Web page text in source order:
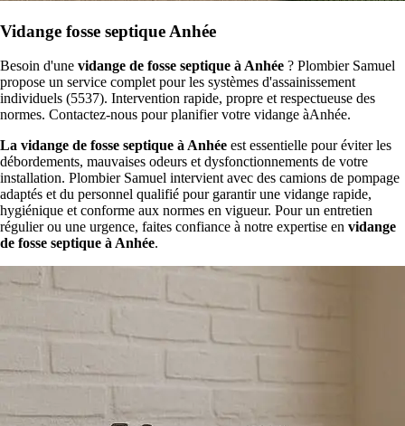
Vidange fosse septique Anhée
Besoin d'une vidange de fosse septique à Anhée ? Plombier Samuel
propose un service complet pour les systèmes d'assainissement
individuels (5537). Intervention rapide, propre et respectueuse des
normes. Contactez-nous pour planifier votre vidange àAnhée.
La vidange de fosse septique à Anhée est essentielle pour éviter les
débordements, mauvaises odeurs et dysfonctionnements de votre
installation. Plombier Samuel intervient avec des camions de pompage
adaptés et du personnel qualifié pour garantir une vidange rapide,
hygiénique et conforme aux normes en vigueur. Pour un entretien
régulier ou une urgence, faites confiance à notre expertise en vidange
de fosse septique à Anhée.